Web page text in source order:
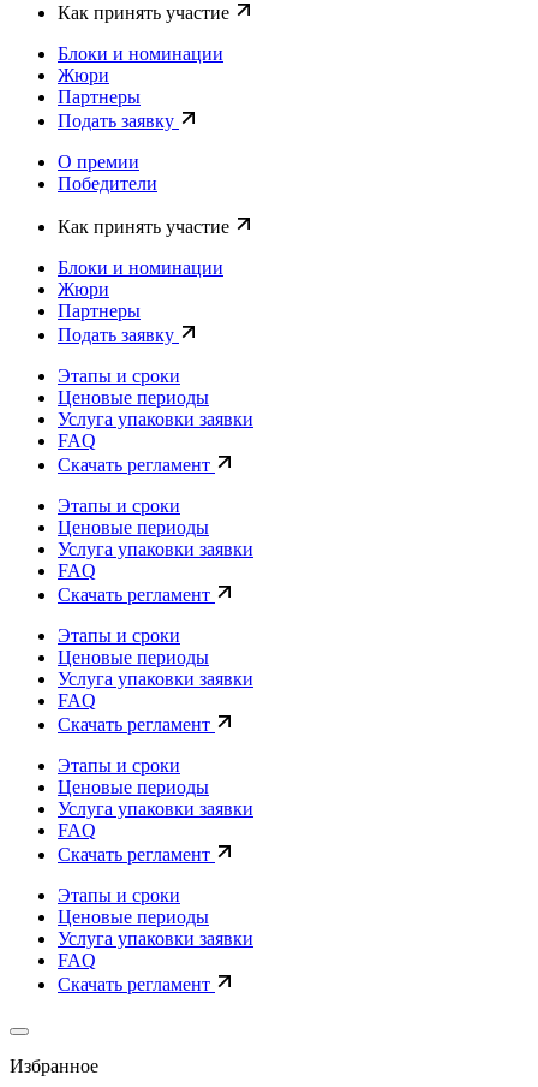
Как принять участие
Блоки и номинации
Жюри
Партнеры
Подать заявку
О премии
Победители
Как принять участие
Блоки и номинации
Жюри
Партнеры
Подать заявку
Этапы и сроки
Ценовые периоды
Услуга упаковки заявки
FAQ
Скачать регламент
Этапы и сроки
Ценовые периоды
Услуга упаковки заявки
FAQ
Скачать регламент
Этапы и сроки
Ценовые периоды
Услуга упаковки заявки
FAQ
Скачать регламент
Этапы и сроки
Ценовые периоды
Услуга упаковки заявки
FAQ
Скачать регламент
Этапы и сроки
Ценовые периоды
Услуга упаковки заявки
FAQ
Скачать регламент
Избранное